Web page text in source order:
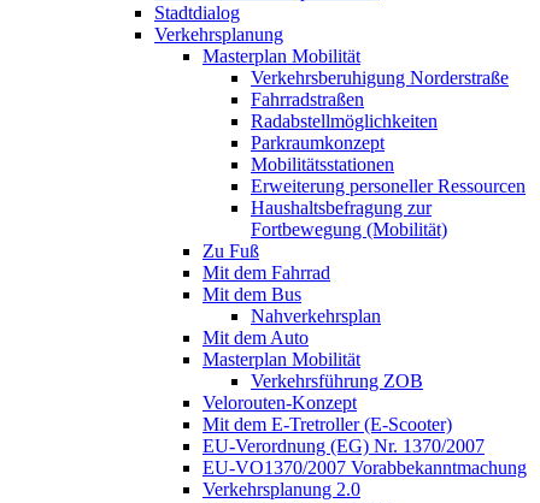
Stadtdialog
Verkehrsplanung
Masterplan Mobilität
Verkehrsberuhigung Norderstraße
Fahrradstraßen
Radabstellmöglichkeiten
Parkraumkonzept
Mobilitätsstationen
Erweiterung personeller Ressourcen
Haushaltsbefragung zur
Fortbewegung (Mobilität)
Zu Fuß
Mit dem Fahrrad
Mit dem Bus
Nahverkehrsplan
Mit dem Auto
Masterplan Mobilität
Verkehrsführung ZOB
Velorouten-Konzept
Mit dem E-Tretroller (E-Scooter)
EU-Verordnung (EG) Nr. 1370/2007
EU-VO1370/2007 Vorabbekanntmachung
Verkehrsplanung 2.0